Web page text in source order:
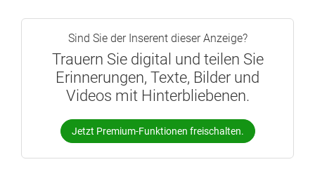
Sind Sie der Inserent dieser Anzeige?
Trauern Sie digital und teilen Sie
Erinnerungen, Texte, Bilder und
Videos mit Hinterbliebenen.
Jetzt Premium-Funktionen freischalten.